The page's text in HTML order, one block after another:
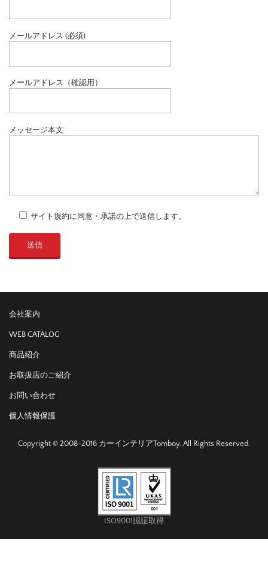
メールアドレス (必須)
メールアドレス（確認用）
メッセージ本文
サイト規約に同意・承諾の上で送信します。
会社案内
WEB CATALOG
商品紹介
お取扱店のご紹介
お問い合わせ
個人情報保護
Copyright © 2008-2016 カーインテリアTomboy. All Rights Reserved.
ISO9001認証取得